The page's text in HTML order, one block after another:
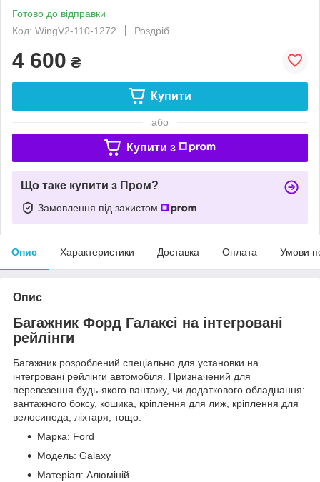
Готово до відправки
Код: WingV2-110-1272
Роздріб
4 600 ₴
Купити
або
Купити з
Що таке купити з Пром?
Замовлення під захистом
Опис Характеристики Доставка Оплата Умови
Опис
Багажник Форд Галаксі на інтегровані
рейлінги
Багажник розроблений спеціально для установки на
інтегровані рейлінги автомобіля. Призначений для
перевезення будь-якого вантажу, чи додаткового обладнання:
вантажного боксу, кошика, кріплення для лиж, кріплення для
велосипеда, ліхтаря, тощо.
Марка: Ford
Модель: Galaxy
Матеріал: Алюміній